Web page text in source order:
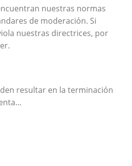
nuestras normas
de moderación. Si
nuestras directrices, por
resultar en la terminación